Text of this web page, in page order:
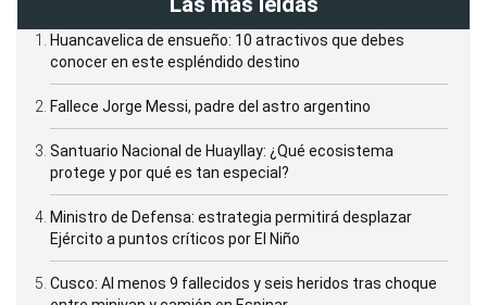
Huancavelica de ensueño: 10 atractivos que debes
conocer en este espléndido destino
Fallece Jorge Messi, padre del astro argentino
Santuario Nacional de Huayllay: ¿Qué ecosistema
protege y por qué es tan especial?
Ministro de Defensa: estrategia permitirá desplazar
Ejército a puntos críticos por El Niño
Cusco: Al menos 9 fallecidos y seis heridos tras choque